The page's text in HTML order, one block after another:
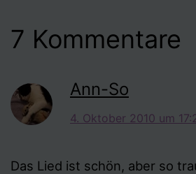
7 Kommentare
Ann-So
4. Oktober 2010 um
Das Lied ist schön, aber so